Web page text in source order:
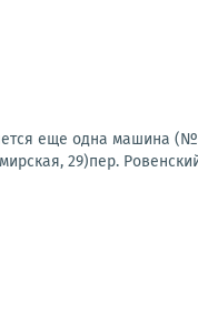
еще одна машина
29)пер.